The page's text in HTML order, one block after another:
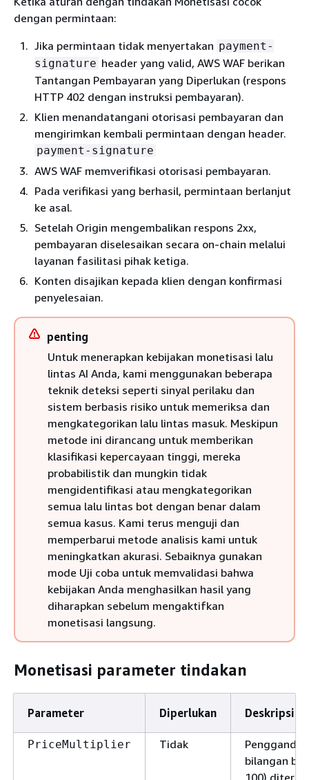
dengan permintaan:
Jika permintaan tidak menyertakan payment-
signature header yang valid, AWS WAF berikan
Tantangan Pembayaran yang Diperlukan (respons
HTTP 402 dengan instruksi pembayaran).
Klien menandatangani otorisasi pembayaran dan
mengirimkan kembali permintaan dengan header.
payment-signature
AWS WAF memverifikasi otorisasi pembayaran.
Pada verifikasi yang berhasil, permintaan berlanjut
ke asal.
Setelah Origin mengembalikan respons 2xx,
pembayaran diselesaikan secara on-chain melalui
layanan fasilitasi pihak ketiga.
Konten disajikan kepada klien dengan konfirmasi
penyelesaian.
penting
Untuk menerapkan kebijakan monetisasi lalu
lintas AI Anda, kami menggunakan beberapa
teknik deteksi seperti sinyal perilaku dan
sistem berbasis risiko untuk memeriksa dan
mengkategorikan lalu lintas masuk. Meskipun
metode ini dirancang untuk memberikan
klasifikasi kepercayaan tinggi, mereka
probabilistik dan mungkin tidak
mengidentifikasi atau mengkategorikan
semua lalu lintas bot dengan benar dalam
semua kasus. Kami terus menguji dan
memperbarui metode analisis kami untuk
meningkatkan akurasi. Sebaiknya gunakan
mode Uji coba untuk memvalidasi bahwa
kebijakan Anda menghasilkan hasil yang
diharapkan sebelum mengaktifkan
monetisasi langsung.
Monetisasi parameter tindakan
Parameter Diperlukan Deskripsi
PriceMultiplier Tidak
Pengganda
bilangan
100)